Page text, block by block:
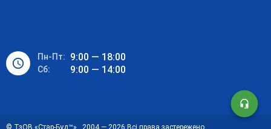
Пн-Пт: 9:00 — 18:00
Cб: 9:00 — 14:00
© ТзОВ «Стар-Буд™» . 2004 — 2026 Всі права застережено.